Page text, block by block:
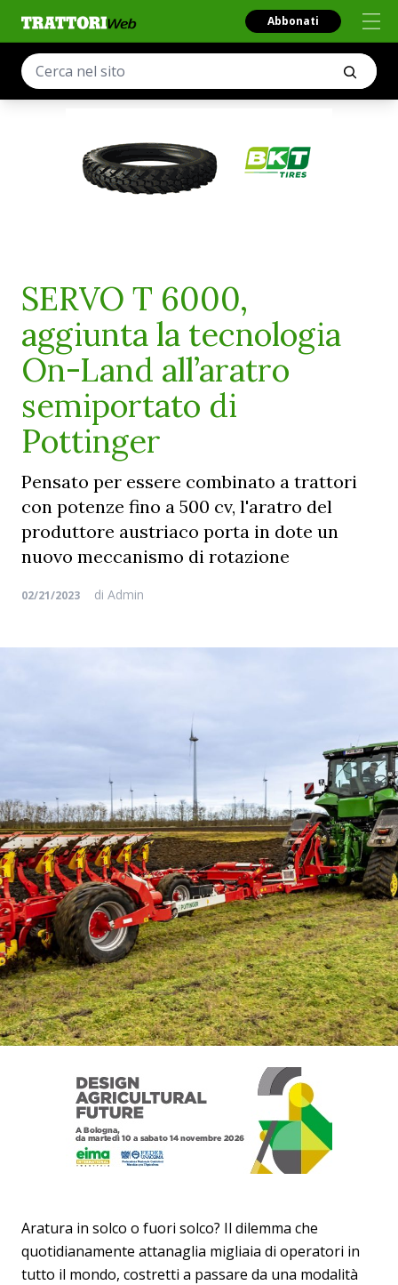
Abbonati
SERVO T 6000,
aggiunta la tecnologia
On-Land all’aratro
semiportato di
Pottinger
Pensato per essere combinato a trattori
con potenze fino a 500 cv, l'aratro del
produttore austriaco porta in dote un
nuovo meccanismo di rotazione
02/21/2023 di Admin
Aratura in solco o fuori solco? Il dilemma che
quotidianamente attanaglia migliaia di operatori in
tutto il mondo, costretti a passare da una modalità